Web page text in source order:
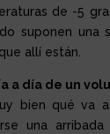
de -5
suponen una
allí están.
a día de un
bien qué va a
una